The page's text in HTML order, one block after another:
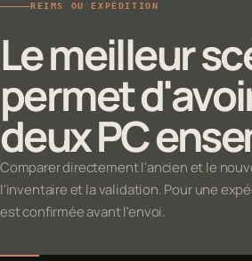
REIMS OU EXPÉDITION
Le meilleur
permet
deux PC
Comparer directement l'ancien et le
l'inventaire et la validation. Pour une
est confirmée avant l'envoi.